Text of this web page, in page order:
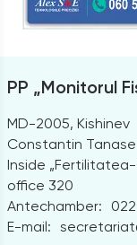
PP „Monitorul
MD-2005, Kishinev
Constantin
Inside
office 320
Antechamber:
E-mail: